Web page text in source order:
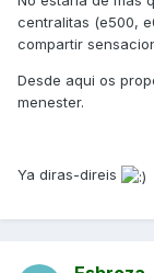
centralitas (e500,
compartir
Desde aqui os
menester.
Ya diras-direis